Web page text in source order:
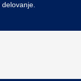
delovanje.